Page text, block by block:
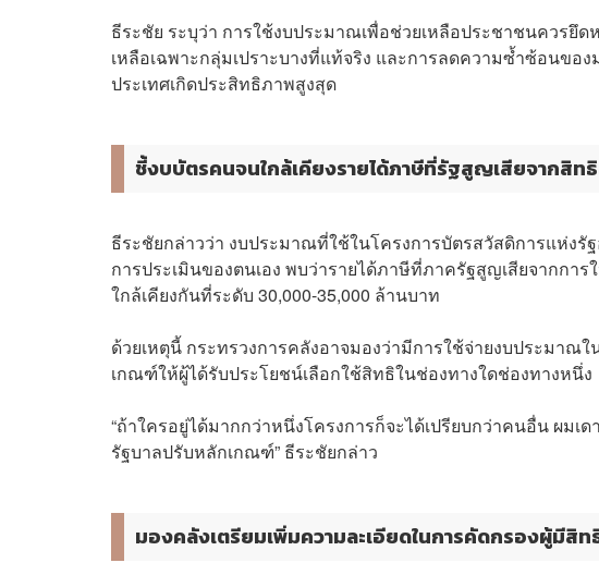
ธีระชัย ระบุว่า การใช้งบประมาณเพื่อช่วยเหลือประชาชนควรยึ
เหลือเฉพาะกลุ่มเปราะบางที่แท้จริง และการลดความซ้ำซ้อนขอ
ประเทศเกิดประสิทธิภาพสูงสุด
ชี้งบบัตรคนจนใกล้เคียงรายได้ภาษีที่รัฐสูญเสียจากสิท
ธีระชัยกล่าวว่า งบประมาณที่ใช้ในโครงการบัตรสวัสดิการแห่ง
การประเมินของตนเอง พบว่ารายได้ภาษีที่ภาครัฐสูญเสียจากก
ใกล้เคียงกันที่ระดับ 30,000-35,000 ล้านบาท
ด้วยเหตุนี้ กระทรวงการคลังอาจมองว่ามีการใช้จ่ายงบประมา
เกณฑ์ให้ผู้ได้รับประโยชน์เลือกใช้สิทธิในช่องทางใดช่องทางหนึ่ง
“ถ้าใครอยู่ได้มากกว่าหนึ่งโครงการก็จะได้เปรียบกว่าคนอื่น ผมเ
รัฐบาลปรับหลักเกณฑ์” ธีระชัยกล่าว
มองคลังเตรียมเพิ่มความละเอียดในการคัดกรองผู้มีสิท